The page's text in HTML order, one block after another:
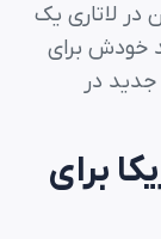
در لاتاری یک
خودش برای
در
برای